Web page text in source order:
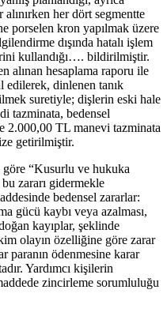
her dört segmentte
porselen kron yapılmak üzere
dışında hatalı işlem
kullandığı…. bildirilmiştir.
alınan hesaplama raporu ile
edilerek, dinlenen tanık
suretiyle; dişlerin eski hale
tazminata, bedensel
2.000,00 TL manevi tazminata
getirilmiştir.
göre “Kusurlu ve hukuka
zararı gidermekle
bedensel zararlar:
gücü kaybı veya azalması,
kayıplar, şeklinde
olayın özelliğine göre zarar
paranın ödenmesine karar
Yardımcı kişilerin
zincirleme sorumluluğu